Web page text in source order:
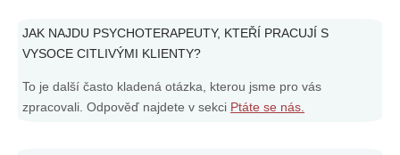
JAK NAJDU PSYCHOTERAPEUTY, KTEŘÍ PRACUJÍ S
VYSOCE CITLIVÝMI KLIENTY?
To je další často kladená otázka, kterou jsme pro vás
zpracovali. Odpověď najdete v sekci Ptáte se nás.